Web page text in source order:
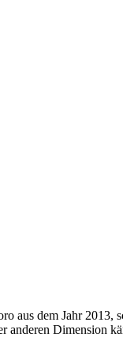
aus dem Jahr 2013,
Dimension